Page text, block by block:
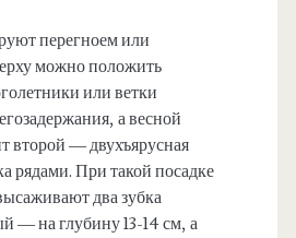
перегноем или
можно положить
или ветки
а весной
второй — двухъярусная
рядами. При такой посадке
два зубка
— на глубину 13-14 см, а